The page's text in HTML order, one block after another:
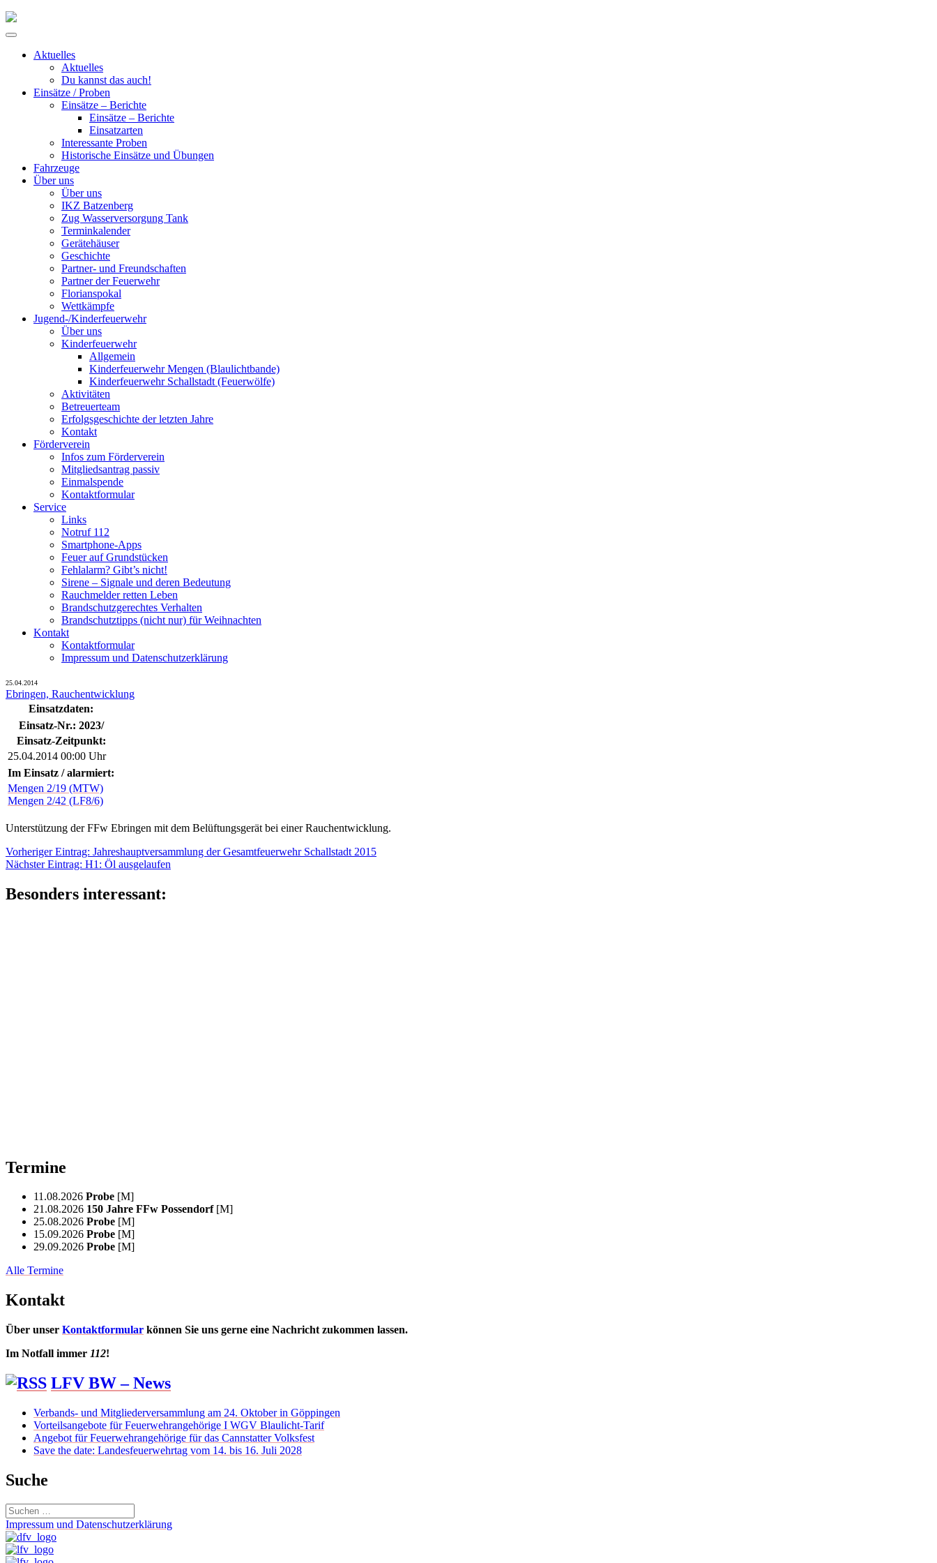
Skip
Primary
Aktuelles
Aktuelles
Du kannst das auch!
Einsätze / Proben
Einsätze – Berichte
Einsätze – Berichte
Einsatzarten
Interessante Proben
Historische Einsätze und Übungen
Fahrzeuge
Über uns
Über uns
IKZ Batzenberg
Zug Wasserversorgung Tank
Terminkalender
Gerätehäuser
Geschichte
Partner- und Freundschaften
Partner der Feuerwehr
Florianspokal
Wettkämpfe
Jugend-/Kinderfeuerwehr
Über uns
Kinderfeuerwehr
Allgemein
Kinderfeuerwehr Mengen (Blaulichtbande)
Kinderfeuerwehr Schallstadt (Feuerwölfe)
Aktivitäten
Betreuerteam
Erfolgsgeschichte der letzten Jahre
Kontakt
Förderverein
Infos zum Förderverein
Mitgliedsantrag passiv
Einmalspende
Kontaktformular
Service
Links
Notruf 112
Smartphone-Apps
Feuer auf Grundstücken
Fehlalarm? Gibt’s nicht!
Sirene – Signale und deren Bedeutung
Rauchmelder retten Leben
Brandschutzgerechtes Verhalten
Brandschutztipps (nicht nur) für Weihnachten
Kontakt
Kontaktformular
Impressum und Datenschutzerklärung
25.04.2014
Ebringen, Rauchentwicklung
Einsatzdaten:
Einsatz-Nr.: 2023/
Einsatz-Zeitpunkt:
25.04.2014 00:00 Uhr
Im Einsatz / alarmiert:
Mengen 2/19 (MTW)
Mengen 2/42 (LF8/6)
Unterstützung der FFw Ebringen mit dem Belüftungsgerät bei einer Rauchentwicklung.
Beitragsnavigation
Vorheriger Eintrag: Vorheriger
Eintrag:
Jahreshauptversammlung der Gesamtfeuerwehr Schallstadt 2015
Nächster Eintrag: Nächster
H1: Öl ausgelaufen
Besonders interessant:
Termine
11.08.2026 Probe [M]
21.08.2026 150 Jahre FFw Possendorf [M]
25.08.2026 Probe [M]
15.09.2026 Probe [M]
29.09.2026 Probe [M]
Alle Termine
Kontakt
Über unser Kontaktformular können Sie uns gerne eine Nachricht zukommen lassen.
Im Notfall immer 112!
LFV BW – News
Verbands- und Mitgliederversammlung am 24. Oktober in Göppingen
Vorteilsangebote für Feuerwehrangehörige I WGV Blaulicht-Tarif
Angebot für Feuerwehrangehörige für das Cannstatter Volksfest
Save the date: Landesfeuerwehrtag vom 14. bis 16. Juli 2028
Suche
Suchen
nach:
Impressum und Datenschutzerklärung